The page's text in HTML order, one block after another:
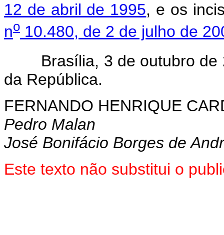
12 de abril de 1995, e os
no 10.480, de 2 de julho de
Brasília, 3 de outubro de
da República.
FERNANDO HENRIQUE
Pedro Malan
José Bonifácio Borges de
Este texto não substitui o